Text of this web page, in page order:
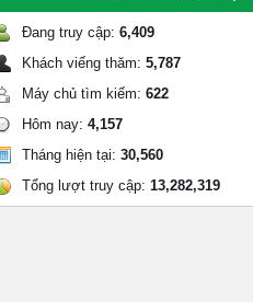
Đang truy cập: 6,409
Khách viếng thăm: 5,787
Máy chủ tìm kiếm: 622
Hôm nay: 4,157
Tháng hiện tại: 30,560
Tổng lượt truy cập: 13,282,319